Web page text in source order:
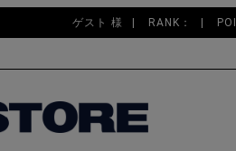
ゲスト 様 RANK：